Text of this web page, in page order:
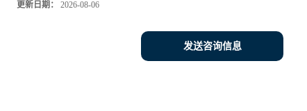
更新日期： 2026-08-06
发送咨询信息